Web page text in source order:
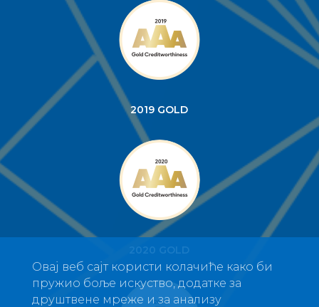
Овај веб сајт користи колачиће како би
пружио боље искуство, додатке за
друштвене мреже и за анализу
2019 GOLD
2020 GOLD